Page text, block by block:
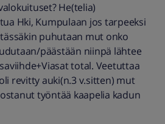
He(telia)
Hki, Kumpulaan jos tarpeeksi
puhutaan mut onko
päästään niinpä lähtee
total. Veetuttaa
revitty auki(n.3 v.sitten) mut
työntää kaapelia kadun